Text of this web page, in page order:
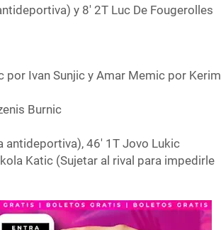
y 8′ 2T Luc De Fougerolles
por Ivan Sunjic y Amar Memic por Kerim
Burnic
antideportiva), 46′ 1T Jovo Lukic
Katic (Sujetar al rival para impedirle